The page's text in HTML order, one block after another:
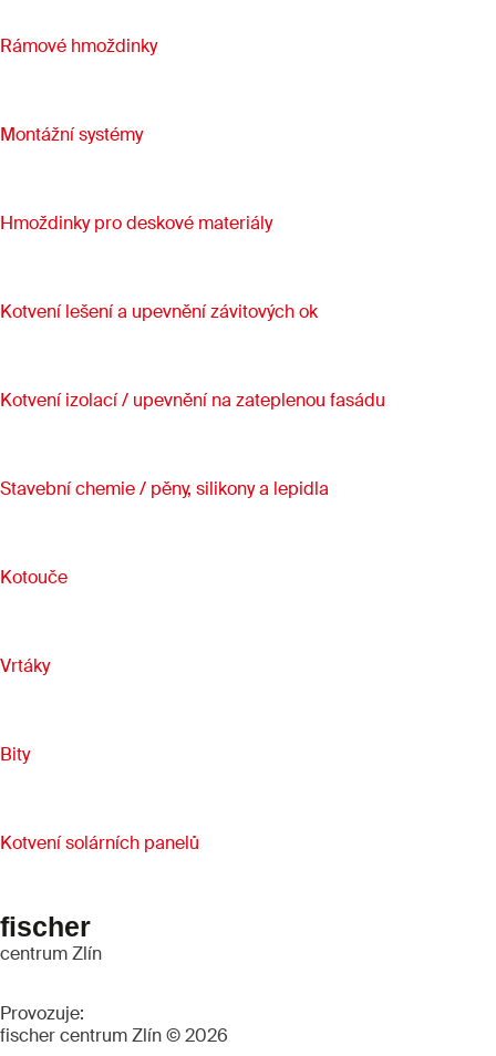
Rámové hmoždinky
Montážní systémy
Hmoždinky pro deskové materiály
Kotvení lešení a upevnění závitových ok
Kotvení izolací / upevnění na zateplenou fasádu
Stavební chemie / pěny, silikony a lepidla
Kotouče
Vrtáky
Bity
Kotvení solárních panelů
fischer
centrum Zlín
Provozuje:
fischer centrum Zlín © 2026